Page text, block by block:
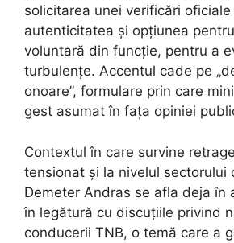
solicitarea unei verificări oficiale
autenticitatea și opțiunea
voluntară din funcție, pentru a
turbulențe. Accentul cade pe
onoare”, formulare prin care
gest asumat în fața opiniei
Contextul în care survine
tensionat și la nivelul sectorului
Demeter Andras se afla deja în
în legătură cu discuțiile privind
conducerii TNB, o temă care a